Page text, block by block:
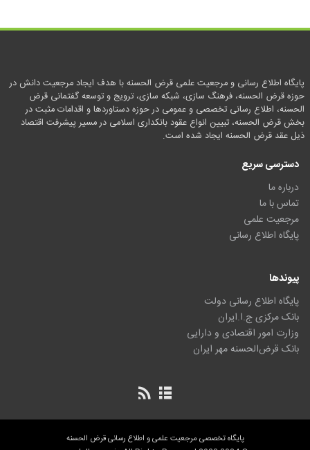
پایگاه اطلاع رسانی و مرجعیت علمی قرض الحسنه با هدف ایجاد مرجعیت دانش در
حوزه قرض الحسنه، فرهنگ سازی، شبکه سازی، ترویج و توسعه گفتمانی قرض
الحسنه، اطلاع رسانی تخصصی و عمومی در حوزه دستاوردها و اقدامات مثبت در
بخش قرض الحسنه، تبیین انواع عقود بانکداری اسلامی در مسیر پیشرفت اقتصاد
ذیل عقد قرض الحسنه ایجاد شده است.
دسترسی سریع
درباره ما
تماس با ما
مرجعیت علمی
پایگاه اطلاع رسانی
پیوندها
پایگاه اطلاع رسانی دولت
بانک مرکزی ج.ا.ایران
وزارت امور اقتصادی و دارایی
بانک قرض‌الحسنه مهر ایران
پایگاه تخصصی مرجعیت علمی و اطلاع رسانی قرض الحسنه